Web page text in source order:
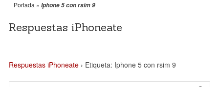
Portada » Iphone 5 con rsim 9
Respuestas iPhoneate
Respuestas iPhoneate › Etiqueta: Iphone 5 con rsim 9